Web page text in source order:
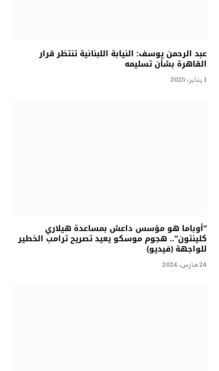
عبد الرحمن يوسف: النيابة اللبنانية تنتظر قرار
القاهرة بشأن تسليمه
1 يناير، 2025
“أوباما هو مؤسس داعش بمساعدة هيلاري
كلينتون”.. هجوم موسكو يعيد تصريح ترامب الخطير
للواجهة (فيديو)
24 مارس، 2024